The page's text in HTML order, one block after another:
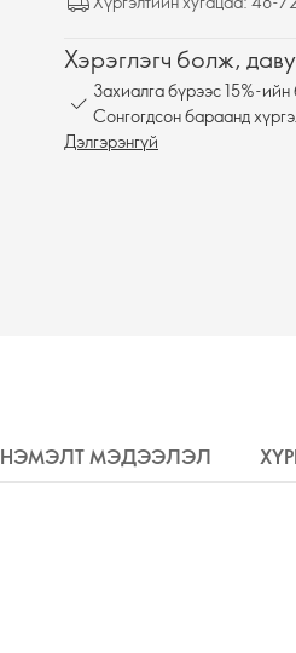
Хэрэглэгч болж,
Захиалга бүрээс 15%-
Сонгогдсон бараанд
Дэлгэрэнгүй
НЭМЭЛТ МЭДЭЭЛЭЛ